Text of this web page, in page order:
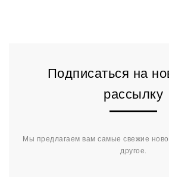
Подписаться на
рассылку
Мы предлагаем вам самые свежие
другое.